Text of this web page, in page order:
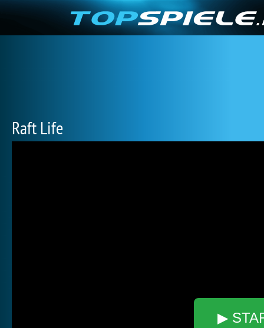
Raft Life
▶